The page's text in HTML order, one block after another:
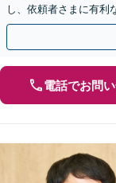
し、依頼者さまに有利
面談可】【完全個室・
電話でお問